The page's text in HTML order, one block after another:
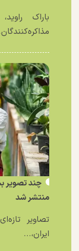
باراک
چند تصویر
منتشر شد
تصاویر
ایران،...